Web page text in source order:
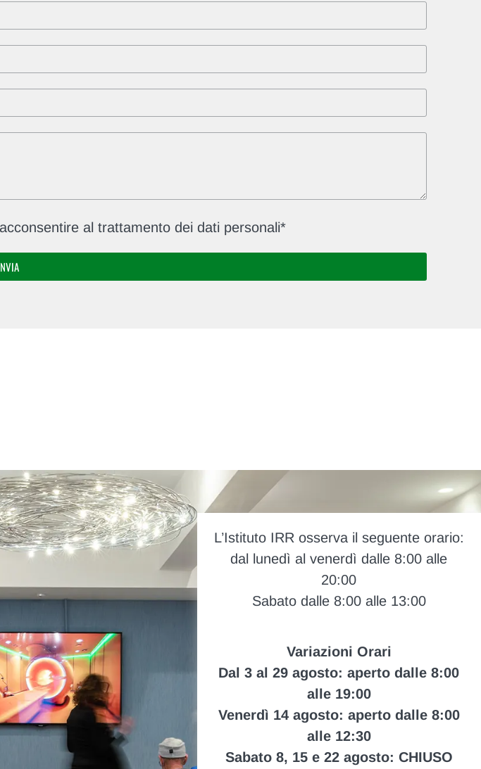
al trattamento dei dati personali*
L’Istituto IRR osserva il seguente orario:
dal lunedì al venerdì dalle 8:00 alle
20:00
Sabato dalle 8:00 alle 13:00
Variazioni Orari
Dal 3 al 29 agosto: aperto dalle 8:00
alle 19:00
Venerdì 14 agosto: aperto dalle 8:00
alle 12:30
Sabato 8, 15 e 22 agosto: CHIUSO